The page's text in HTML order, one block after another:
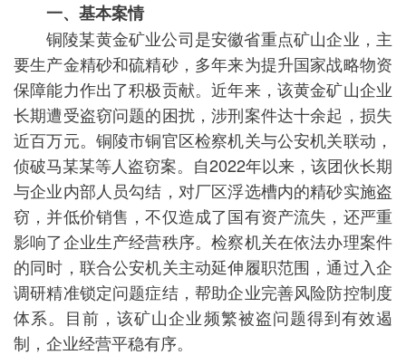
一、基本案情
铜陵某黄金矿业公司是安徽省重点矿山企业，主
要生产金精砂和硫精砂，多年来为提升国家战略物资
保障能力作出了积极贡献。近年来，该黄金矿山企业
长期遭受盗窃问题的困扰，涉刑案件达十余起，损失
近百万元。铜陵市铜官区检察机关与公安机关联动，
侦破马某某等人盗窃案。自2022年以来，该团伙长期
与企业内部人员勾结，对厂区浮选槽内的精砂实施盗
窃，并低价销售，不仅造成了国有资产流失，还严重
影响了企业生产经营秩序。检察机关在依法办理案件
的同时，联合公安机关主动延伸履职范围，通过入企
调研精准锁定问题症结，帮助企业完善风险防控制度
体系。目前，该矿山企业频繁被盗问题得到有效遏
制，企业经营平稳有序。